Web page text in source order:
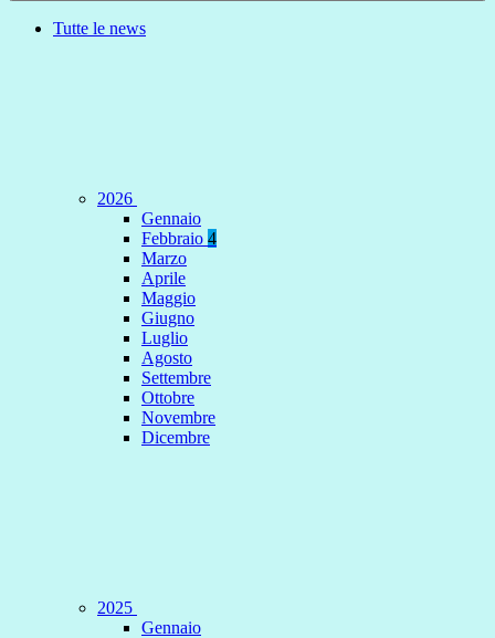
Tutte le news
2026
Gennaio
Febbraio 4
Marzo
Aprile
Maggio
Giugno
Luglio
Agosto
Settembre
Ottobre
Novembre
Dicembre
2025
Gennaio